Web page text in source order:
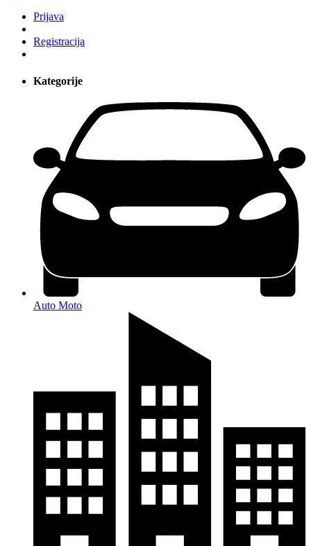
Prijava
Registracija
Kategorije
Auto Moto